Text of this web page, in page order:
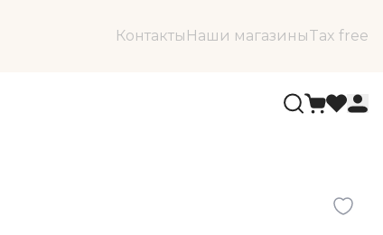
Контакты Наши магазиныTax free